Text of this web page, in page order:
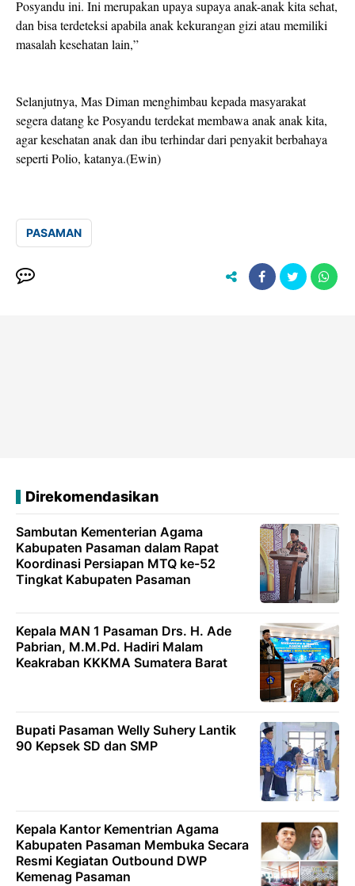
Posyandu ini. Ini merupakan upaya supaya anak-anak kita sehat,
dan bisa terdeteksi apabila anak kekurangan gizi atau memiliki
masalah kesehatan lain,”
Selanjutnya, Mas Diman menghimbau kepada masyarakat
segera datang ke Posyandu terdekat membawa anak anak kita,
agar kesehatan anak dan ibu terhindar dari penyakit berbahaya
seperti Polio, katanya.(Ewin)
PASAMAN
Direkomendasikan
Sambutan Kementerian Agama
Kabupaten Pasaman dalam Rapat
Koordinasi Persiapan MTQ ke-52
Tingkat Kabupaten Pasaman
Kepala MAN 1 Pasaman Drs. H. Ade
Pabrian, M.M.Pd. Hadiri Malam
Keakraban KKKMA Sumatera Barat
Bupati Pasaman Welly Suhery Lantik
90 Kepsek SD dan SMP
Kepala Kantor Kementrian Agama
Kabupaten Pasaman Membuka Secara
Resmi Kegiatan Outbound DWP
Kemenag Pasaman